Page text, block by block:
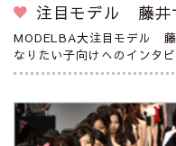
注目モデル 藤井
MODELBA大注目モデル 藤
なりたい子向けへのインタビ